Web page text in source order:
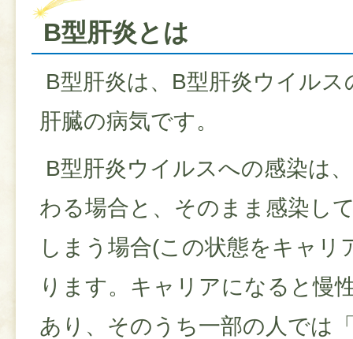
B型肝炎とは
B型肝炎は、B型肝炎ウイル
肝臓の病気です。
B型肝炎ウイルスへの感染は
わる場合と、そのまま感染し
しまう場合(この状態をキャリ
ります。キャリアになると慢
あり、そのうち一部の人では